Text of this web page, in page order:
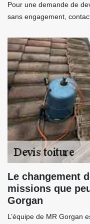
Pour une demande de
sans engagement,
Le changement
missions que
Gorgan
L’équipe de MR Gorgan